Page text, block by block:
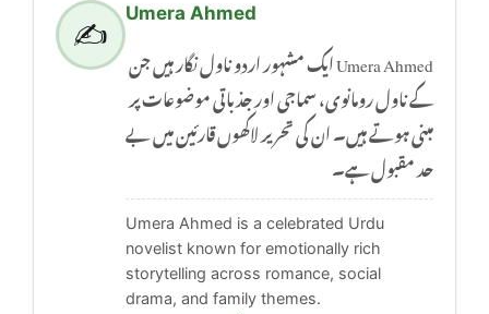
✍️
Umera Ahmed
Umera Ahmed ایک مشہور اردو ناول نگار ہیں جن
کے ناول رومانوی، سماجی اور جذباتی موضوعات پر
مبنی ہوتے ہیں۔ ان کی تحریر لاکھوں قارئین میں بے
حد مقبول ہے۔
Umera Ahmed is a celebrated Urdu
novelist known for emotionally rich
storytelling across romance, social
drama, and family themes.